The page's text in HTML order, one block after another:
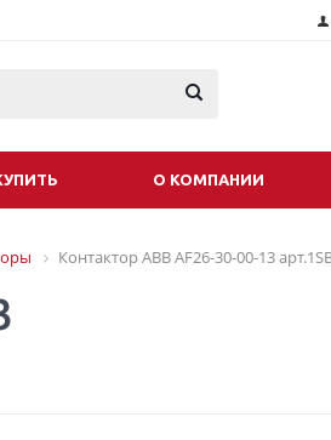
О КОМПАНИИ
Контактор АВВ AF26-30-00-13